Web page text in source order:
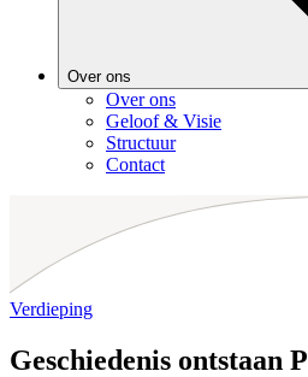
Over ons
Over ons
Geloof & Visie
Structuur
Contact
Verdieping
Geschiedenis ontstaan